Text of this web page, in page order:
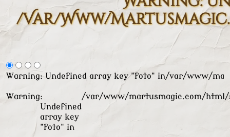
/var/www/
Warning: Undefined array key "foto" in/var/www/
Warning:
Undefined
array key
"foto" in
/var/www/martusmagic.com/html/